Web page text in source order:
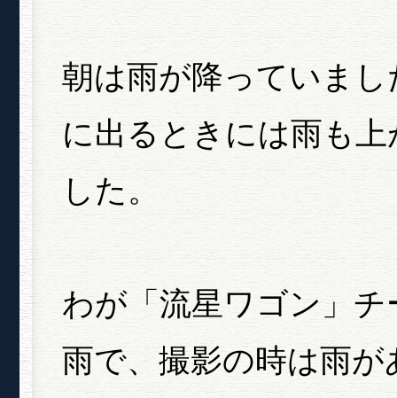
朝は雨が降っていま
に出るときには雨も
した。
わが「流星ワゴン」
雨で、撮影の時は雨